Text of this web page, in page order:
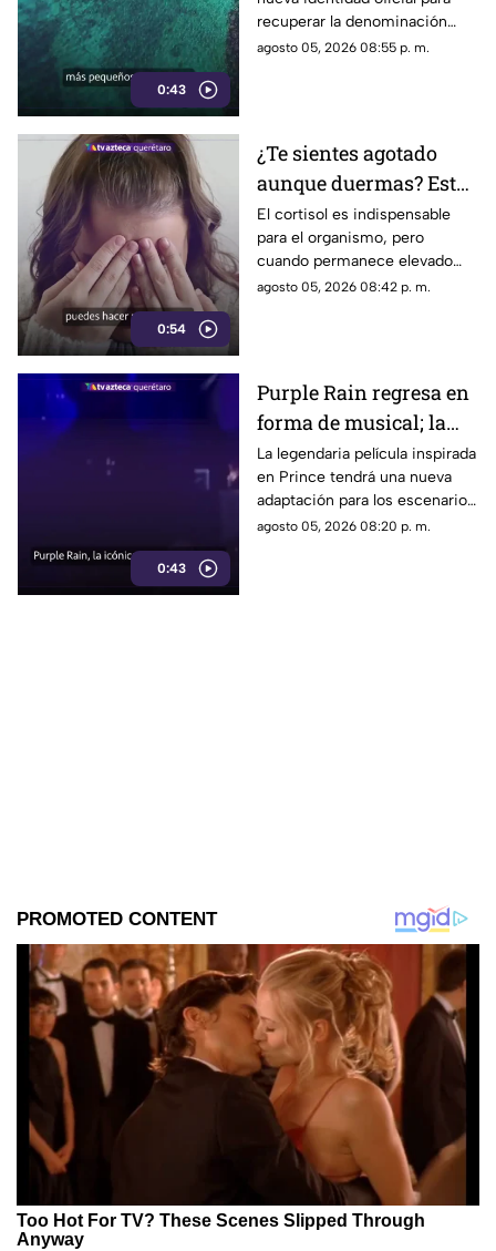
0:43
recuperar la denominación
utilizada por sus propios
agosto 05, 2026 08:55 p. m.
0:54
¿Te sientes agotado
aunque duermas? Estos
hábitos pueden ayudar
a regular el cortisol
El cortisol es indispensable
para el organismo, pero
cuando permanece elevado
por largos periodos puede
agosto 05, 2026 08:42 p. m.
0:43
Purple Rain regresa en
forma de musical; la
historia de Prince
llegará renovada
La legendaria película inspirada
en Prince tendrá una nueva
adaptación para los escenarios
con un enfoque distinto al de
agosto 05, 2026 08:20 p. m.